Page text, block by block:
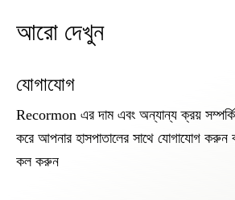
আরো দেখুন
যোগাযোগ
Recormon এর দাম এবং অন্যান্য ক্রয়
করে আপনার হাসপাতালের সাথে যোগাযোগ করুন বা
কল করুন